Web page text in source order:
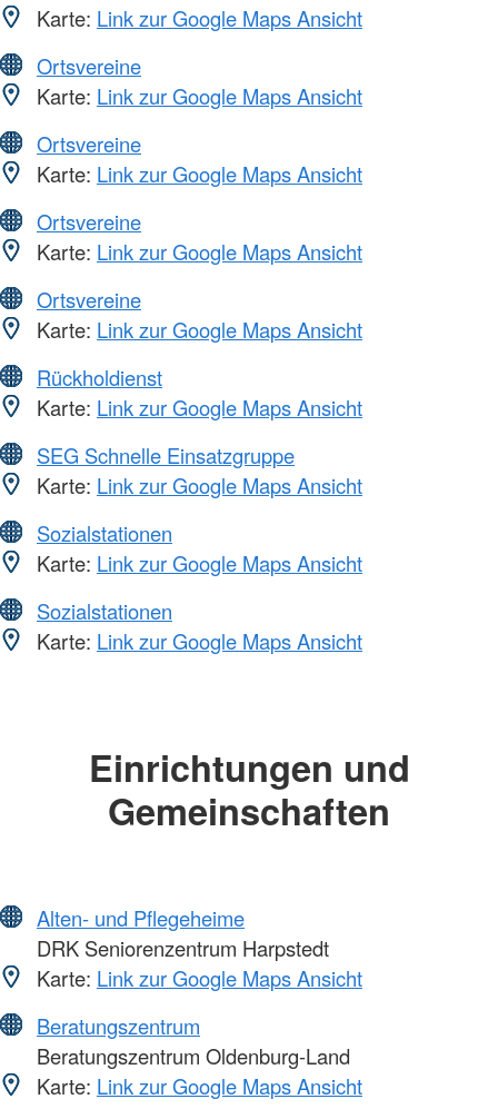
Karte: Link zur Google Maps Ansicht
Ortsvereine
Karte: Link zur Google Maps Ansicht
Ortsvereine
Karte: Link zur Google Maps Ansicht
Ortsvereine
Karte: Link zur Google Maps Ansicht
Ortsvereine
Karte: Link zur Google Maps Ansicht
Rückholdienst
Karte: Link zur Google Maps Ansicht
SEG Schnelle Einsatzgruppe
Karte: Link zur Google Maps Ansicht
Sozialstationen
Karte: Link zur Google Maps Ansicht
Sozialstationen
Karte: Link zur Google Maps Ansicht
Einrichtungen und
Gemeinschaften
Alten- und Pflegeheime
DRK Seniorenzentrum Harpstedt
Karte: Link zur Google Maps Ansicht
Beratungszentrum
Beratungszentrum Oldenburg-Land
Karte: Link zur Google Maps Ansicht